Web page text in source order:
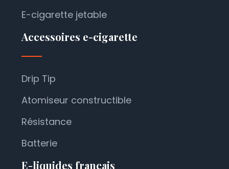
E-cigarette jetable
Accessoires e-cigarette
Drip Tip
Atomiseur constructible
Résistance
Batterie
E-liquides français